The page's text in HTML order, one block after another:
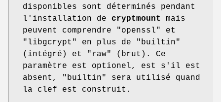
disponibles sont déterminés pendant
l'installation de cryptmount
mais
peuvent comprendre "openssl" et
"libgcrypt" en plus de "builtin"
(intégré) et "raw" (brut). Ce
paramètre est optionel, est s'il est
absent, "builtin" sera utilisé quand
la clef est construit.